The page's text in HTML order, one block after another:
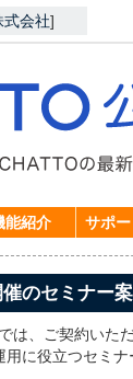
会社]
能紹介 サポ
催のセミナー
は、ご契約いた
に役立つセミナ